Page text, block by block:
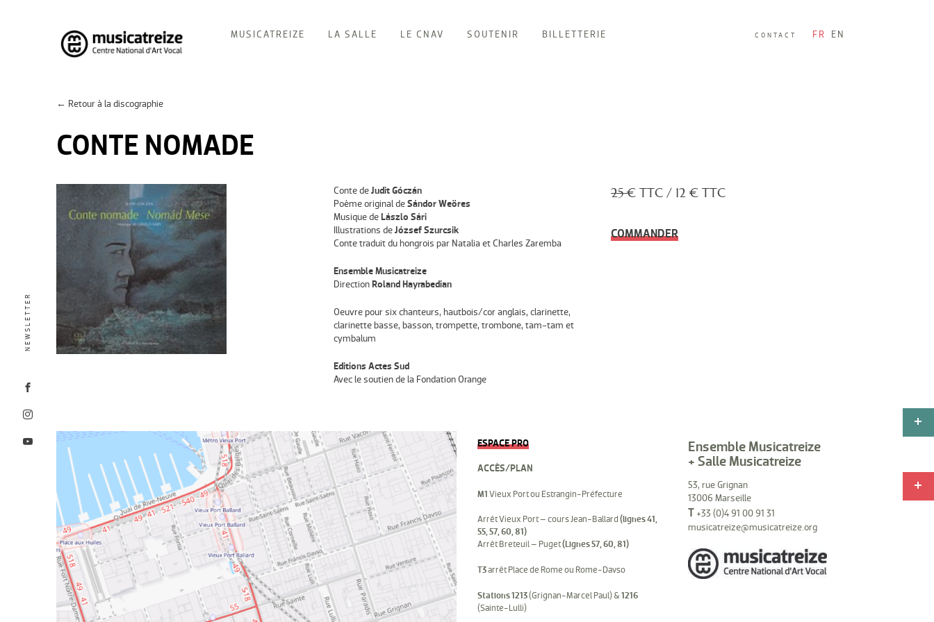
Skip
to
content
MUSICATREIZE LA SALLE LE CNAV SOUTENIR BILLETTERIE CONTACT FR EN
NEWSLETTER
← Retour à la discographie
CONTE NOMADE
Conte deJudit Góczán
Poème original deSándor Weöres
Musique deLászlo Sári
Illustrations deJózsef Szurcsik
Conte traduit du hongrois par Natalia et Charles Zaremba
Ensemble Musicatreize
DirectionRoland Hayrabedian
Oeuvre pour six chanteurs, hautbois/cor anglais, clarinette,
clarinette basse, basson, trompette, trombone, tam-tam et
cymbalum
Editions Actes Sud
Avec le soutien de la Fondation Orange
25€ TTC / 12 € TTC
COMMANDER
ESPACE PRO
ACCÈS/PLAN
M1 Vieux Port ou Estrangin-Préfecture
Arrêt Vieux Port – cours Jean-Ballard (lignes 41,
55, 57, 60, 81)
Arrêt Breteuil – Puget(Lignes 57, 60, 81)
T3arrêt Place de Rome ou Rome-Davso
Stations 1213(Grignan-Marcel Paul) & 1216
(Sainte-Lulli)
Ensemble Musicatreize
+ Salle Musicatreize
53, rue Grignan
13006 Marseille
T +33 (0)4 91 00 91 31
musicatreize@musicatreize.org